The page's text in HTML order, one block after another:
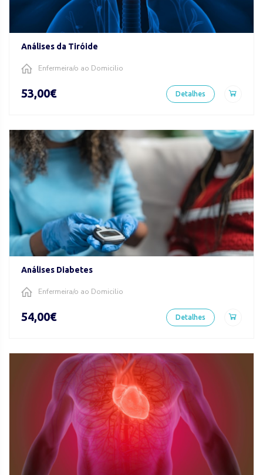
Análises da Tiróide
Enfermeira/o ao Domicilio
53,00€ Detalhes
Análises Diabetes
Enfermeira/o ao Domicilio
54,00€ Detalhes